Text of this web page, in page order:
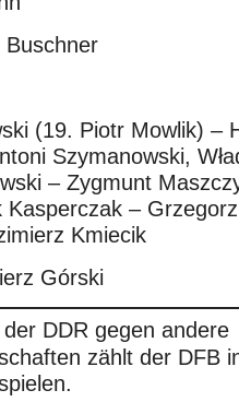
Buschner
(19. Piotr Mowlik) –
Szymanowski,
– Zygmunt
Kasperczak –
Kmiecik
Górski
DDR gegen andere
zählt der DFB